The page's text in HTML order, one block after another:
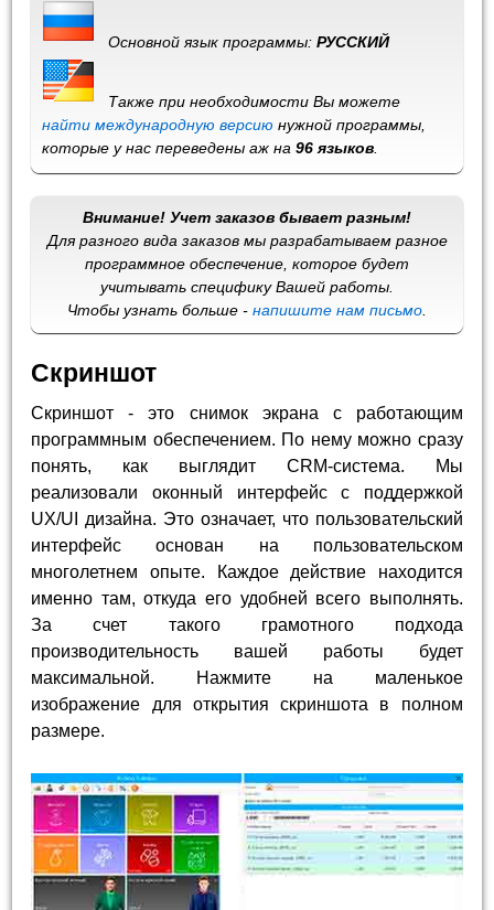
Основной язык программы:РУССКИЙ
Также при необходимости Вы можете
найти международную версию нужной программы,
которые у нас переведены аж на96 языков
Внимание! Учет заказов бывает разным!
Для разного вида заказов мы разрабатываем разное
программное обеспечение, которое будет
учитывать специфику Вашей работы.
Чтобы узнать больше - напишите нам письмо
Скриншот
Скриншот - это снимок экрана с работающим
программным обеспечением. По нему можно сразу
понять, как выглядит CRM-система. Мы
реализовали оконный интерфейс с поддержкой
UX/UI дизайна. Это означает, что пользовательский
интерфейс основан на пользовательском
многолетнем опыте. Каждое действие находится
именно там, откуда его удобней всего выполнять.
За счет такого грамотного подхода
производительность вашей работы будет
максимальной. Нажмите на маленькое
изображение для открытия скриншота в полном
размере.